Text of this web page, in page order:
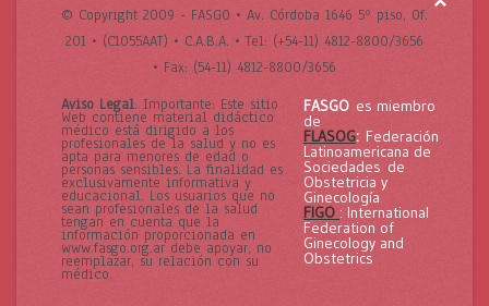
© Copyright 2009 - FASGO • Av. Córdoba 1646 5º piso, Of.
201 • (C1055AAT) • C.A.B.A. •Tel: (+54-11) 4812-8800/3656
• Fax: (54-11) 4812-8800/3656
Aviso Legal: Importante: Este sitio
Web contiene material didáctico
médico está dirigido a los
profesionales de la salud y no es
apta para menores de edad o
personas sensibles. La finalidad es
exclusivamente informativa y
educacional. Los usuarios que no
sean profesionales de la salud
tengan en cuenta que la
información proporcionada en
www.fasgo.org.ar debe apoyar, no
reemplazar, su relación con su
médico.
FASGO es miembro
de
FLASOG: Federación
Latinoamericana de
Sociedades de
Obstetricia y
Ginecología
FIGO : International
Federation of
Ginecology and
Obstetrics